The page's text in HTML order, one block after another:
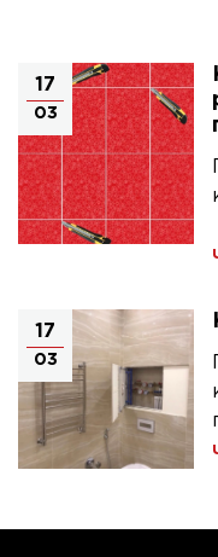
17
03
17
03